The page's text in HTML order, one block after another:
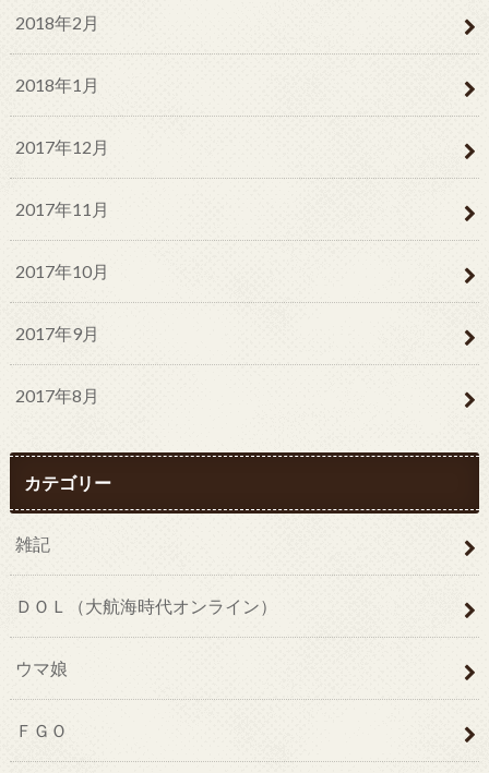
2018年2月
2018年1月
2017年12月
2017年11月
2017年10月
2017年9月
2017年8月
カテゴリー
雑記
ＤＯＬ（大航海時代オンライン）
ウマ娘
ＦＧＯ